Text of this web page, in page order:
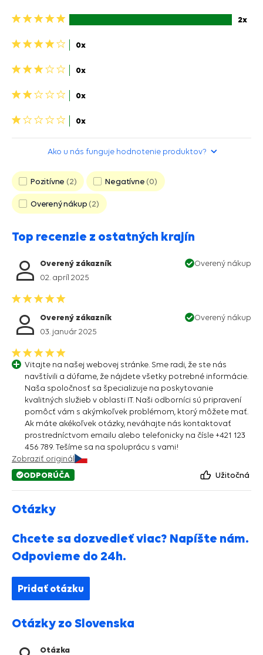
5
2x
4
0x
3
0x
2
0x
1
0x
Ako u nás funguje hodnotenie produktov?
Pozitívne 2 Negatívne 0
Overený nákup 2
Top recenzie z ostatných krajín
Overený zákazník
02. apríl 2025
Overený nákup
Overený zákazník
03. január 2025
Overený nákup
Vitajte na našej webovej stránke. Sme radi, že ste nás
navštívili a dúfame, že nájdete všetky potrebné informácie.
Naša spoločnosť sa špecializuje na poskytovanie
kvalitných služieb v oblasti IT. Naši odborníci sú pripravení
pomôcť vám s akýmkoľvek problémom, ktorý môžete mať.
Ak máte akékoľvek otázky, neváhajte nás kontaktovať
prostredníctvom emailu alebo telefonicky na čísle +421 123
456 789. Tešíme sa na spoluprácu s vami!
Zobraziť originál
ODPORÚČA
Užitočná
Otázky
Chcete sa dozvedieť viac? Napíšte nám.
Odpovieme do 24h.
Pridať otázku
Otázky zo Slovenska
Otázka